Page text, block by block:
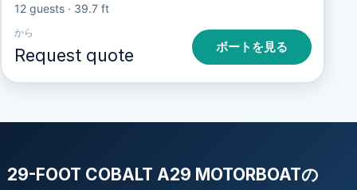
12 guests· 39.7 ft
から
Request quote ボートを見る
29-FOOT COBALT A29 MOTORBOATの